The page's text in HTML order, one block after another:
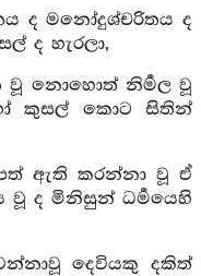
ද මනෝදුශ්චරිතය ද
ද හැරලා,
වූ නොහොත් නිර්‍මල වූ
කුසල් කොට සිතින්
ඇති කරන්නා වූ ඒ
ද මිනිසුන් ධර්‍මයෙහි
දෙවියකු දකිත්